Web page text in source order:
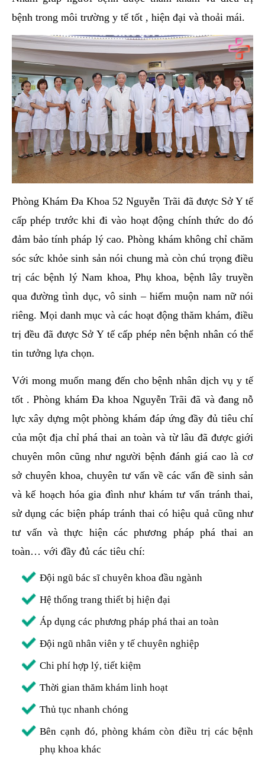
bệnh trong môi trường y tế tốt , hiện đại và thoải mái.
Phòng Khám Đa Khoa 52 Nguyễn Trãi đã được Sở Y tế
cấp phép trước khi đi vào hoạt động chính thức do đó
đảm bảo tính pháp lý cao. Phòng khám không chỉ chăm
sóc sức khỏe sinh sản nói chung mà còn chú trọng điều
trị các bệnh lý Nam khoa, Phụ khoa, bệnh lây truyền
qua đường tình dục, vô sinh – hiếm muộn nam nữ nói
riêng. Mọi danh mục và các hoạt động thăm khám, điều
trị đều đã được Sở Y tế cấp phép nên bệnh nhân có thể
tin tưởng lựa chọn.
Với mong muốn mang đến cho bệnh nhân dịch vụ y tế
tốt . Phòng khám Đa khoa Nguyễn Trãi đã và đang nỗ
lực xây dựng một phòng khám đáp ứng đầy đủ tiêu chí
của một địa chỉ phá thai an toàn và từ lâu đã được giới
chuyên môn cũng như người bệnh đánh giá cao là cơ
sở chuyên khoa, chuyên tư vấn về các vấn đề sinh sản
và kế hoạch hóa gia đình như khám tư vấn tránh thai,
sử dụng các biện pháp tránh thai có hiệu quả cũng như
tư vấn và thực hiện các phương pháp phá thai an
toàn… với đầy đủ các tiêu chí:
Đội ngũ bác sĩ chuyên khoa đầu ngành
Hệ thống trang thiết bị hiện đại
Áp dụng các phương pháp phá thai an toàn
Đội ngũ nhân viên y tế chuyên nghiệp
Chi phí hợp lý, tiết kiệm
Thời gian thăm khám linh hoạt
Thủ tục nhanh chóng
Bên cạnh đó, phòng khám còn điều trị các bệnh
phụ khoa khác